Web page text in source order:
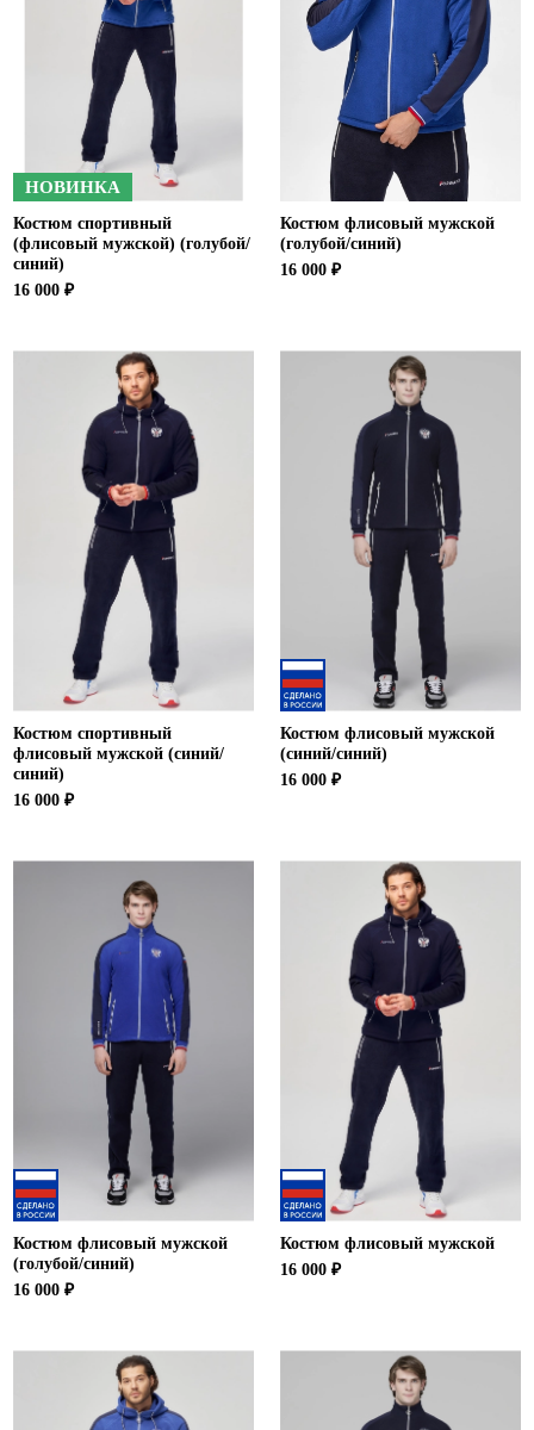
Ханты-Мансийский автономный округ (3)
Челябинская область (2)
Ямало-Ненецкий автономный округ (1)
Ярославская область (1)
НОВИНКА
Костюм спортивный
(флисовый мужской) (голубой/
синий)
16 000 ₽
Костюм флисовый мужской
(голубой/синий)
16 000 ₽
Костюм спортивный
флисовый мужской (синий/
синий)
16 000 ₽
Костюм флисовый мужской
(синий/синий)
16 000 ₽
Костюм флисовый мужской
(голубой/синий)
16 000 ₽
Костюм флисовый мужской
16 000 ₽